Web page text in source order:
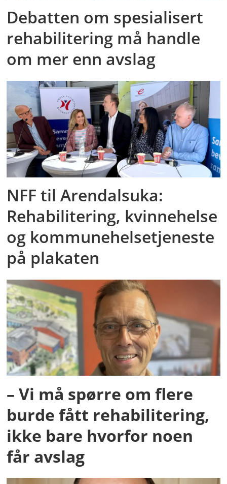
Debatten om spesialisert
rehabilitering må handle
om mer enn avslag
NFF til Arendalsuka:
Rehabilitering, kvinnehelse
og kommunehelsetjeneste
på plakaten
– Vi må spørre om flere
burde fått rehabilitering,
ikke bare hvorfor noen
får avslag